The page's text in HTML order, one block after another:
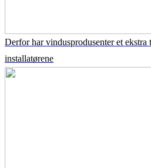
Derfor har vindusprodusenter et ekstra
installatørene